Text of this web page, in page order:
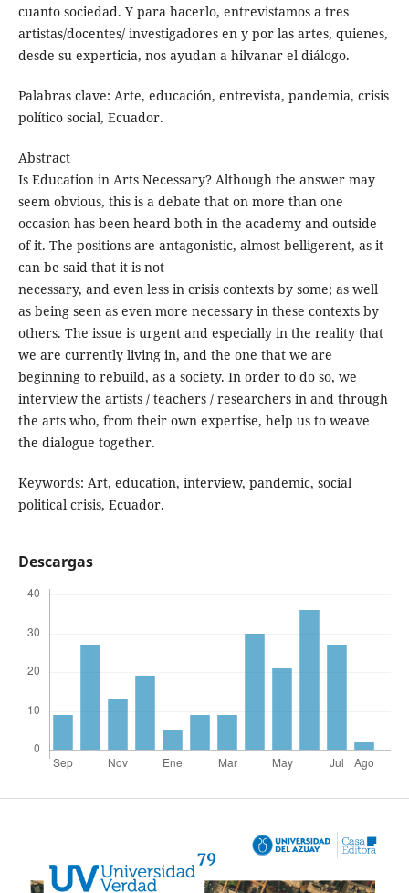
cuanto sociedad. Y para hacerlo, entrevistamos a tres
artistas/docentes/ investigadores en y por las artes, quienes,
desde su experticia, nos ayudan a hilvanar el diálogo.
Palabras clave: Arte, educación, entrevista, pandemia, crisis
político social, Ecuador.
Abstract
Is Education in Arts Necessary? Although the answer may
seem obvious, this is a debate that on more than one
occasion has been heard both in the academy and outside
of it. The positions are antagonistic, almost belligerent, as it
can be said that it is not
necessary, and even less in crisis contexts by some; as well
as being seen as even more necessary in these contexts by
others. The issue is urgent and especially in the reality that
we are currently living in, and the one that we are
beginning to rebuild, as a society. In order to do so, we
interview the artists / teachers / researchers in and through
the arts who, from their own expertise, help us to weave
the dialogue together.
Keywords: Art, education, interview, pandemic, social
political crisis, Ecuador.
Descargas